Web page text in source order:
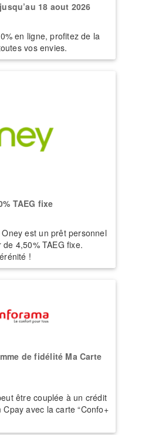
18 aout 2026
en ligne, profitez de la
vos envies.
TAEG fixe
est un prêt personnel
4,50% TAEG fixe.
!
de fidélité Ma Carte
être couplée à un crédit
avec la carte “Confo+